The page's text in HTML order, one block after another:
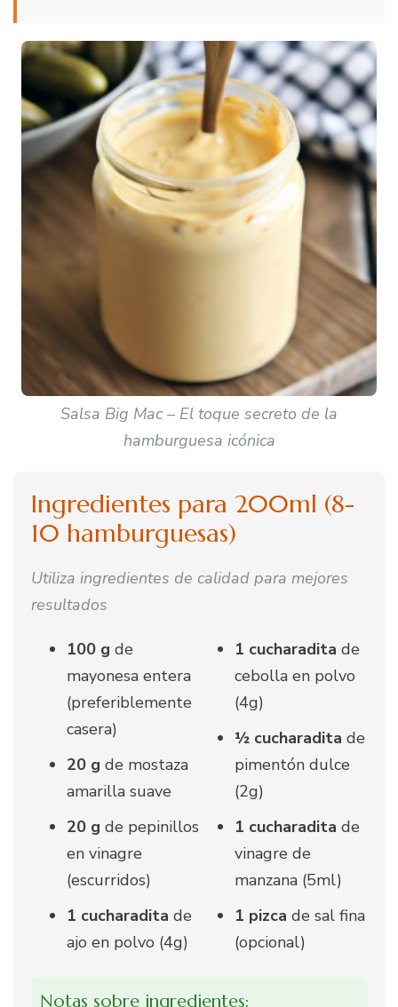
Salsa Big Mac – El toque secreto de la
hamburguesa icónica
Ingredientes para 200ml (8-
10 hamburguesas)
Utiliza ingredientes de calidad para mejores
resultados
100 g de
mayonesa entera
(preferiblemente
casera)
20 g de mostaza
amarilla suave
20 g de pepinillos
en vinagre
(escurridos)
1 cucharadita de
ajo en polvo (4g)
1 cucharadita de
cebolla en polvo
(4g)
½ cucharadita de
pimentón dulce
(2g)
1 cucharadita de
vinagre de
manzana (5ml)
1 pizca de sal fina
(opcional)
Notas sobre ingredientes: